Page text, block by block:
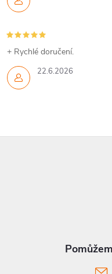
22.6.2026
+ Rychlé doručení.